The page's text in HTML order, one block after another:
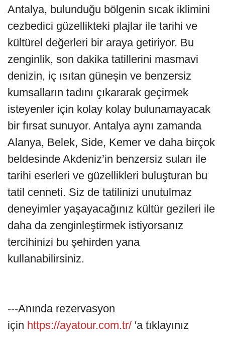
Antalya, bulunduğu bölgenin sıcak iklimini
cezbedici güzellikteki plajlar ile tarihi ve
kültürel değerleri bir araya getiriyor. Bu
zenginlik, son dakika tatillerini masmavi
denizin, iç ısıtan güneşin ve benzersiz
kumsalların tadını çıkararak geçirmek
isteyenler için kolay kolay bulunamayacak
bir fırsat sunuyor. Antalya aynı zamanda
Alanya, Belek, Side, Kemer ve daha birçok
beldesinde Akdeniz’in benzersiz suları ile
tarihi eserleri ve güzellikleri buluşturan bu
tatil cenneti. Siz de tatilinizi unutulmaz
deneyimler yaşayacağınız kültür gezileri ile
daha da zenginleştirmek istiyorsanız
tercihinizi bu şehirden yana
kullanabilirsiniz.
---Anında rezervasyon
için https://ayatour.com.tr/ 'a tıklayınız